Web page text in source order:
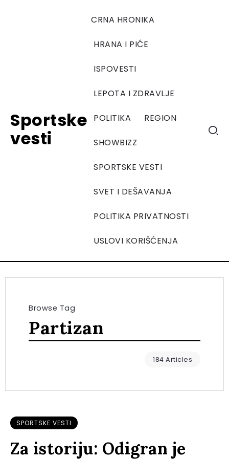
Sportske
vesti
CRNA HRONIKA
HRANA I PIĆE
ISPOVESTI
LEPOTA I ZDRAVLJE
POLITIKA REGION
SHOWBIZZ
SPORTSKE VESTI
SVET I DEŠAVANJA
POLITIKA PRIVATNOSTI
USLOVI KORIŠĆENJA
Browse Tag
Partizan
184 Articles
SPORTSKE VESTI
Za istoriju: Odigran je